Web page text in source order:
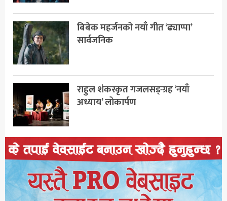
बिबेक महर्जनको नयाँ गीत ‘ढ्याप्पा’
सार्वजनिक
राहुल शंकरकृत गजलसङ्ग्रह ‘नयाँ
अध्याय’ लोकार्पण